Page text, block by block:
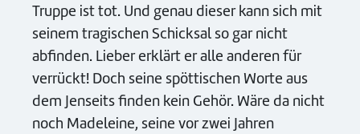
Truppe ist tot. Und genau dieser kann sich mit
seinem tragischen Schicksal so gar nicht
abfinden. Lieber erklärt er alle anderen für
verrückt! Doch seine spöttischen Worte aus
dem Jenseits finden kein Gehör. Wäre da nicht
noch Madeleine, seine vor zwei Jahren